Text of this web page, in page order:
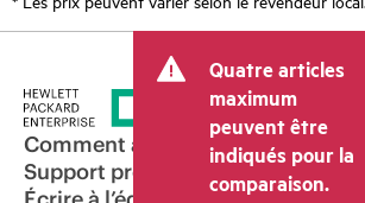
Quatre articles
maximum
peuvent être
indiqués pour la
comparaison.
Comment acheter
Support produit